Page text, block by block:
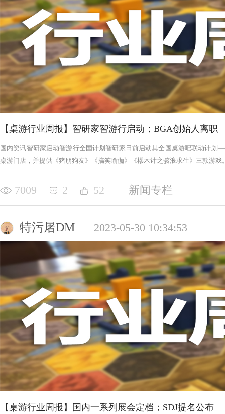
【桌游行业周报】智研家智游行启动；BGA创始人离职
国内资讯智研家启动智游行全国计划智研家日前启动其全国桌游吧联动计
桌游门店，并提供《猪朋狗友》《搞笑瑜伽》《樛木计之骇浪求生》三款游戏
7009 2 52 新闻专栏
特污屠DM 2023-05-30 10:34:53
【桌游行业周报】国内一系列展会定档；SDJ提名公布